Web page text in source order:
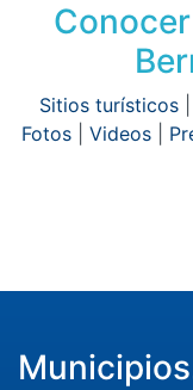
Sitios turísticos|
Fotos| Videos|